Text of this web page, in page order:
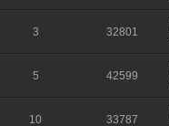
3 32801
5 42599
10 33787